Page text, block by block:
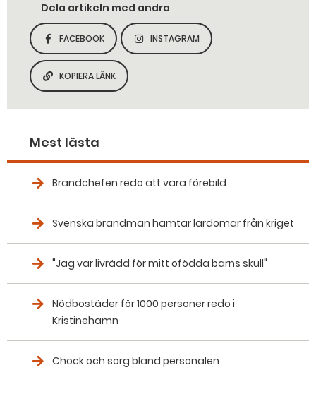
Dela artikeln med andra
DELA SIDAN PÅ
FACEBOOK
DELA SIDAN PÅ
INSTAGRAM
KOPIERA SIDANS LÄNK
KOPIERA LÄNK
Mest lästa
Brandchefen redo att vara förebild
Svenska brandmän hämtar lärdomar från kriget
"Jag var livrädd för mitt ofödda barns skull"
Nödbostäder för 1000 personer redo i
Kristinehamn
Chock och sorg bland personalen